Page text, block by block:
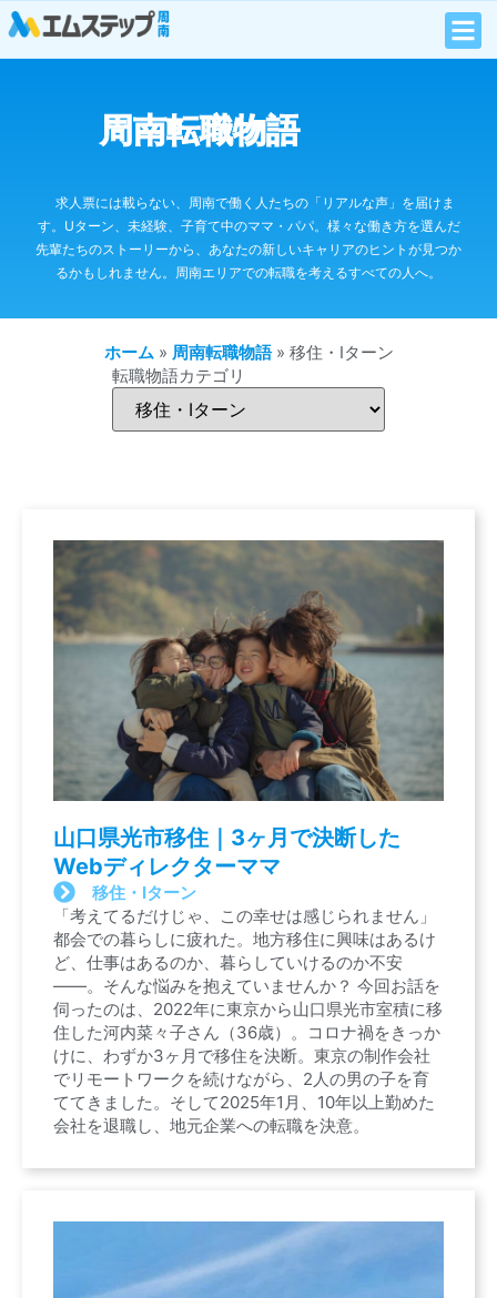
周南転職物語
求人票には載らない、周南で働く人たちの「リアルな声」を届けま
す。Uターン、未経験、子育て中のママ・パパ。様々な働き方を選んだ
先輩たちのストーリーから、あなたの新しいキャリアのヒントが見つか
るかもしれません。周南エリアでの転職を考えるすべての人へ。
ホーム » 周南転職物語» 移住・Iターン
転職物語カテゴリ
山口県光市移住｜3ヶ月で決断した
Webディレクターママ
移住・Iターン
「考えてるだけじゃ、この幸せは感じられません」
都会での暮らしに疲れた。地方移住に興味はあるけ
ど、仕事はあるのか、暮らしていけるのか不安
——。そんな悩みを抱えていませんか？ 今回お話を
伺ったのは、2022年に東京から山口県光市室積に移
住した河内菜々子さん（36歳）。コロナ禍をきっか
けに、わずか3ヶ月で移住を決断。東京の制作会社
でリモートワークを続けながら、2人の男の子を育
ててきました。そして2025年1月、10年以上勤めた
会社を退職し、地元企業への転職を決意。